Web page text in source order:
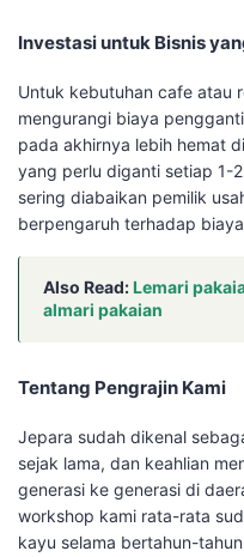
Investasi untuk Bisnis
Untuk kebutuhan cafe atau
mengurangi biaya
pada akhirnya lebih hemat
yang perlu diganti setiap 1-
sering diabaikan pemilik
berpengaruh terhadap
Also Read:Lemari
almari pakaian
Tentang Pengrajin Kami
Jepara sudah dikenal
sejak lama, dan keahlian
generasi ke generasi di
workshop kami rata-rata
kayu selama bertahun-